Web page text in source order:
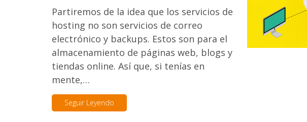
Partiremos de la idea que los servicios de
hosting no son servicios de correo
electrónico y backups. Estos son para el
almacenamiento de páginas web, blogs y
tiendas online. Así que, si tenías en
mente,…
Seguir Leyendo